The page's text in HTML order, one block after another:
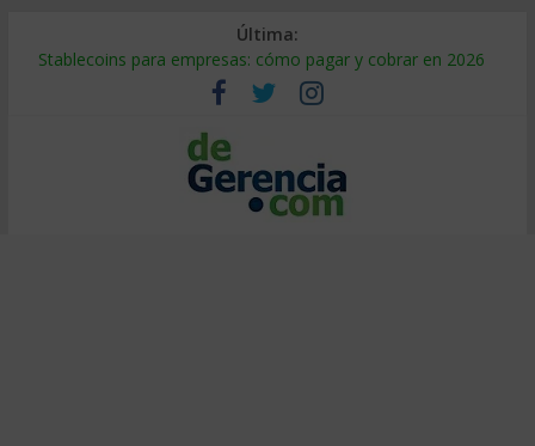
Última:
Stablecoins para empresas: cómo pagar y cobrar en 2026
Despido silencioso: qué es y por qué sale tan caro
IA en selección de personal: cómo auditarla a tiempo
Trabajo forzoso en la cadena de suministro: qué hacer
Mercado hispano de EE. UU.: cómo segmentarlo y venderle